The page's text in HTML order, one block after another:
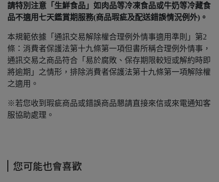
請特別注意「生鮮食品」如肉品等冷凍食品或牛奶等冷藏食
品不適用七天鑑賞期服務(商品瑕疵及配送錯誤情況例外)。
本規範依據「通訊交易解除權合理例外情事適用準則」第2
條：消費者保護法第十九條第一項但書所稱合理例外情事，
通訊交易之商品符合「易於腐敗、保存期限較短或解約時即
將逾期」之情形，排除消費者保護法第十九條第一項解除權
之適用。
※若您收到瑕疵商品或錯誤商品懇請直接來信或來電通知客
服協助處理。
您可能也會喜歡